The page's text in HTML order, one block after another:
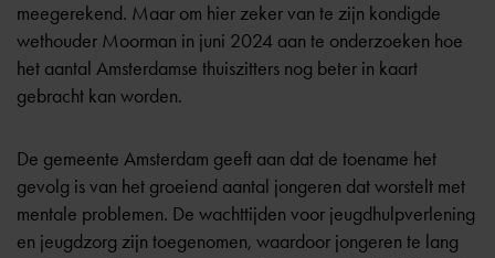
meegerekend. Maar om hier zeker van te zijn kondigde
wethouder Moorman in juni 2024 aan te onderzoeken hoe
het aantal Amsterdamse thuiszitters nog beter in kaart
gebracht kan worden.
De gemeente Amsterdam geeft aan dat de toename het
gevolg is van het groeiend aantal jongeren dat worstelt met
mentale problemen. De wachttijden voor jeugdhulpverlening
en jeugdzorg zijn toegenomen, waardoor jongeren te lang